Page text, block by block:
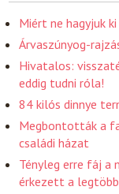
Miért ne hagyjuk
Árvaszúnyog-
Hivatalos:
eddig tudni róla!
84 kilós dinnye
Megbontották a
családi házat
Tényleg erre fáj a
érkezett a